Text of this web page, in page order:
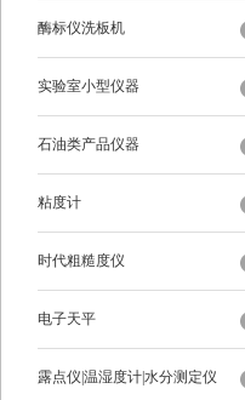
酶标仪洗板机
实验室小型仪器
石油类产品仪器
粘度计
时代粗糙度仪
电子天平
露点仪|温湿度计|水分测定仪